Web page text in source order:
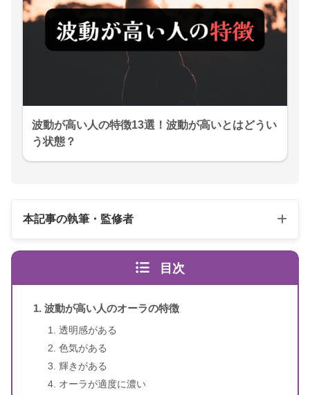
波動が高い人の特徴13選！波動が高いとはどうい
う状態？
本記事の執筆・監修者
スピリカ
目次
波動が高い人のオーラの特徴
透明感がある
色気がある
輝きがある
オーラが適度に濃い